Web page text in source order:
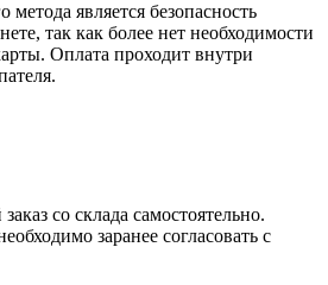
является безопасность
так как более нет необходимости
Оплата проходит внутри
со склада самостоятельно.
заранее согласовать с